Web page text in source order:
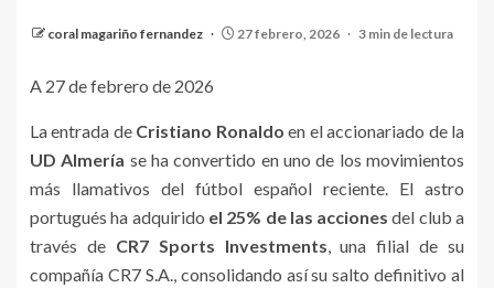
coral magariño fernandez 27 febrero, 2026 3 min de lectura
A 27 de febrero de 2026
La entrada de Cristiano Ronaldo en el accionariado de la
UD Almería se ha convertido en uno de los movimientos
más llamativos del fútbol español reciente. El astro
portugués ha adquirido el 25% de las acciones del club a
través de CR7 Sports Investments, una filial de su
compañía CR7 S.A., consolidando así su salto definitivo al